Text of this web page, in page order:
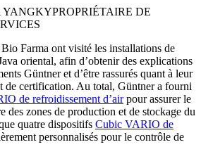
YANGKYPROPRIÉTAIRE DE
Farma ont visité les installations de
oriental, afin d’obtenir des explications
Güntner et d’être rassurés quant à leur
de certification. Au total, Güntner a fourni
de refroidissement d’airpour assurer le
des zones de production et de stockage du
quatre dispositifs Cubic VARIO de
personnalisés pour le contrôle de